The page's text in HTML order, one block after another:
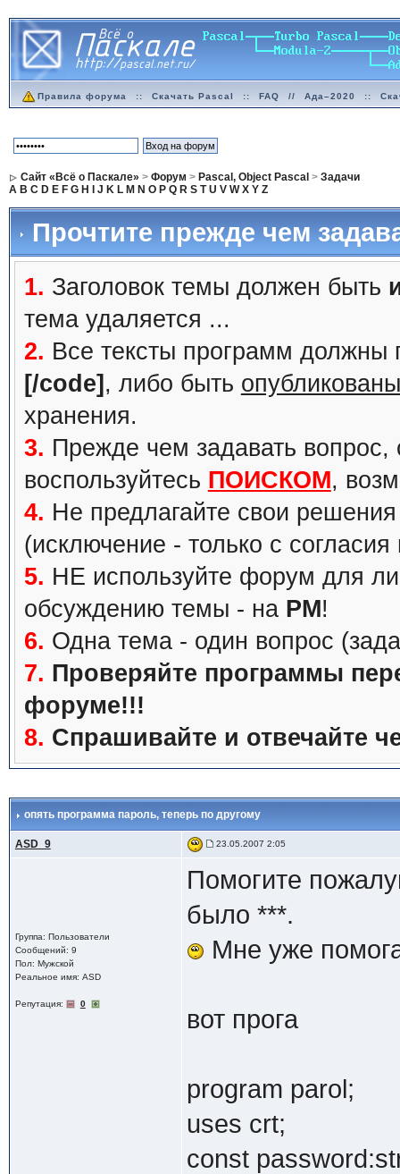
Правила форума :: Скачать Pascal :: FAQ // Ада–2020 ::
Сайт «Всё о Паскале» > Форум > Pascal, Object Pascal > Задачи
A B C D E F G H J K L M N O P Q R S T U V W X Y Z
Прочтите прежде чем
1. Заголовок темы должен быть
тема удаляется ...
2. Все тексты программ должны
[/code] , либо быть
хранения.
3. Прежде чем задавать вопрос,
воспользуйтесь ПОИСКОМ,
4. Не предлагайте свои
(исключение - только с
5. НЕ используйте форум для
обсуждению темы - на PM!
6. Одна тема - один вопрос
7. Проверяйте программы
форуме!!!
8. Спрашивайте и отвечайте
опять программа пароль, теперь по другому
ASD_9 23.05.2007 2:05
Группа: Пользователи
Сообщений: 9
Пол: Мужской
Реальное имя: ASD
Репутация: 0
Помогите
было ***.
Мне уже
вот прога
program parol;
uses crt;
const